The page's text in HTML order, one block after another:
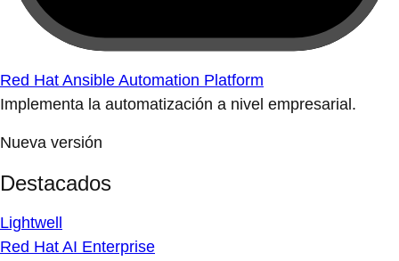
Red Hat Ansible Automation Platform
Implementa la automatización a nivel empresarial.
Nueva versión
Destacados
Lightwell
Red Hat AI Enterprise